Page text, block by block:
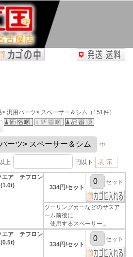
> 汎用パーツ> スペーサー＆シム（151件）
中
上 円以下
エア テフロン
334円/セット
セット
ツーリングカーなどのサスア
ーム前後に
使用するスペーサー...
エア テフロン
334円/セット
セット